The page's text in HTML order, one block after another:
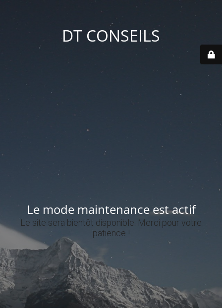
DT CONSEILS
Le mode maintenance est actif
Le site sera bientôt disponible. Merci pour votre
patience !